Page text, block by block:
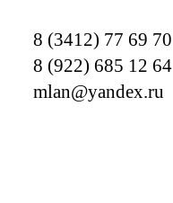
8 (3412) 77 69 70
8 (922) 685 12 64
mlan@yandex.ru